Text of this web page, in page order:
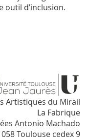
outil d’inclusion.
Artistiques du Mirail
La Fabrique
Antonio Machado
Toulouse cedex 9